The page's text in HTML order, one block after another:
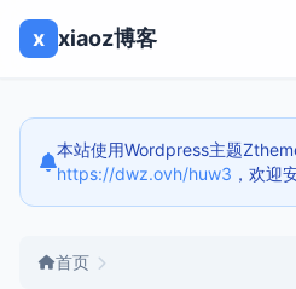
x xiaoz博客
本站使用Wordpress主题
https://dwz.ovh/huw3 ，欢迎
首页